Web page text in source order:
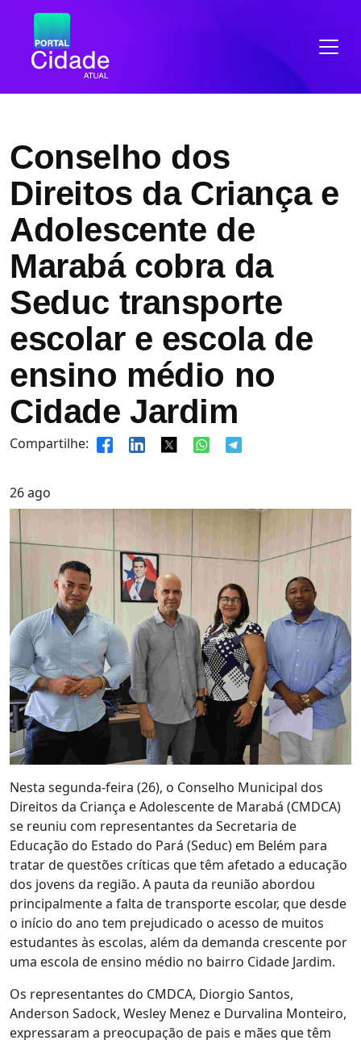
Conselho dos
Direitos da Criança e
Adolescente de
Marabá cobra da
Seduc transporte
escolar e escola de
ensino médio no
Cidade Jardim
Compartilhe:
26ago
Nesta segunda-feira (26), o Conselho Municipal dos
Direitos da Criança e Adolescente de Marabá (CMDCA)
se reuniu com representantes da Secretaria de
Educação do Estado do Pará (Seduc) em Belém para
tratar de questões críticas que têm afetado a educação
dos jovens da região. A pauta da reunião abordou
principalmente a falta de transporte escolar, que desde
o início do ano tem prejudicado o acesso de muitos
estudantes às escolas, além da demanda crescente por
uma escola de ensino médio no bairro Cidade Jardim.
Os representantes do CMDCA, Diorgio Santos,
Anderson Sadock, Wesley Menez e Durvalina Monteiro,
expressaram a preocupação de pais e mães que têm